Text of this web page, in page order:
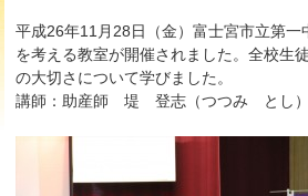
平成26年11月28日（金）富士宮市立第一
を考える教室が開催されました。全校生
の大切さについて学びました。
講師：助産師 堤 登志（つつみ とし